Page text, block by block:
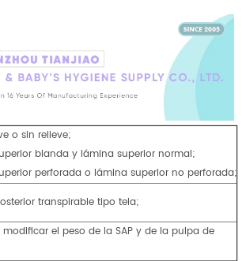
o sin relieve;
blanda y lámina superior normal;
perforada o lámina superior no perforada;
transpirable tipo tela;
modificar el peso de la SAP y de la pulpa de